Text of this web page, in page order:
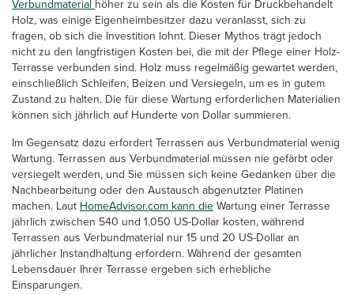
Verbundmaterial höher zu sein als die Kosten für Druckbehandelt
Holz, was einige Eigenheimbesitzer dazu veranlasst, sich zu
fragen, ob sich die Investition lohnt. Dieser Mythos trägt jedoch
nicht zu den langfristigen Kosten bei, die mit der Pflege einer Holz-
Terrasse verbunden sind. Holz muss regelmäßig gewartet werden,
einschließlich Schleifen, Beizen und Versiegeln, um es in gutem
Zustand zu halten. Die für diese Wartung erforderlichen Materialien
können sich jährlich auf Hunderte von Dollar summieren.
Im Gegensatz dazu erfordert Terrassen aus Verbundmaterial wenig
Wartung. Terrassen aus Verbundmaterial müssen nie gefärbt oder
versiegelt werden, und Sie müssen sich keine Gedanken über die
Nachbearbeitung oder den Austausch abgenutzter Platinen
machen. Laut HomeAdvisor.com kann dieWartung einer Terrasse
jährlich zwischen 540 und 1.050 US-Dollar kosten, während
Terrassen aus Verbundmaterial nur 15 und 20 US-Dollar an
jährlicher Instandhaltung erfordern. Während der gesamten
Lebensdauer Ihrer Terrasse ergeben sich erhebliche
Einsparungen.